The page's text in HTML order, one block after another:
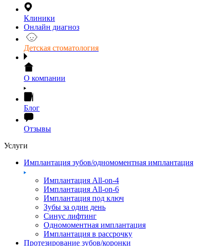
Клиники
Онлайн диагноз
Детская стоматология
О компании
Блог
Отзывы
Услуги
Имплантация зубов/одномоментная имплантация
Имплантация All-on-4
Имплантация All-on-6
Имплантация под ключ
Зубы за один день
Синус лифтинг
Одномоментная имплантация
Имплантация в рассрочку
Протезирование зубов/коронки